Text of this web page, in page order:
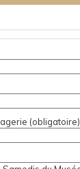
(obligatoire)